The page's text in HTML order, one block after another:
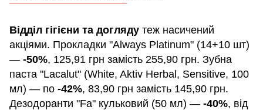
Відділ гігієни та догляду теж насичений
акціями. Прокладки "Always Platinum" (14+10 шт)
— -50%, 125,91 грн замість 255,90 грн. Зубна
паста "Lacalut" (White, Aktiv Herbal, Sensitive, 100
мл) — по -42%, 83,90 грн замість 145,90 грн.
Дезодоранти "Fa" кульковий (50 мл) — -40%, від